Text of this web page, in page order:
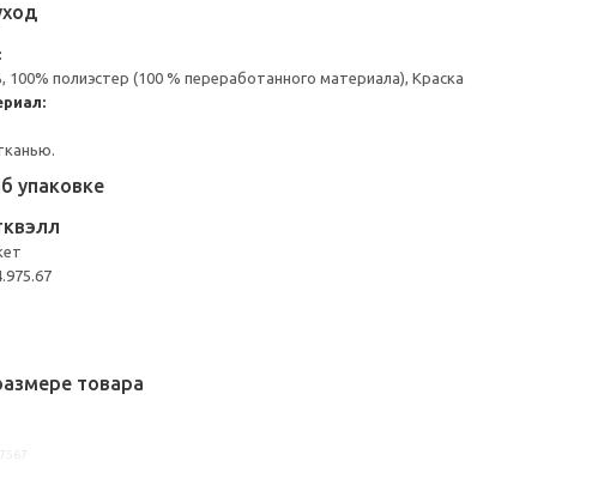
100% полиэстер (100 % переработанного материала), Краска
упаковке
товара